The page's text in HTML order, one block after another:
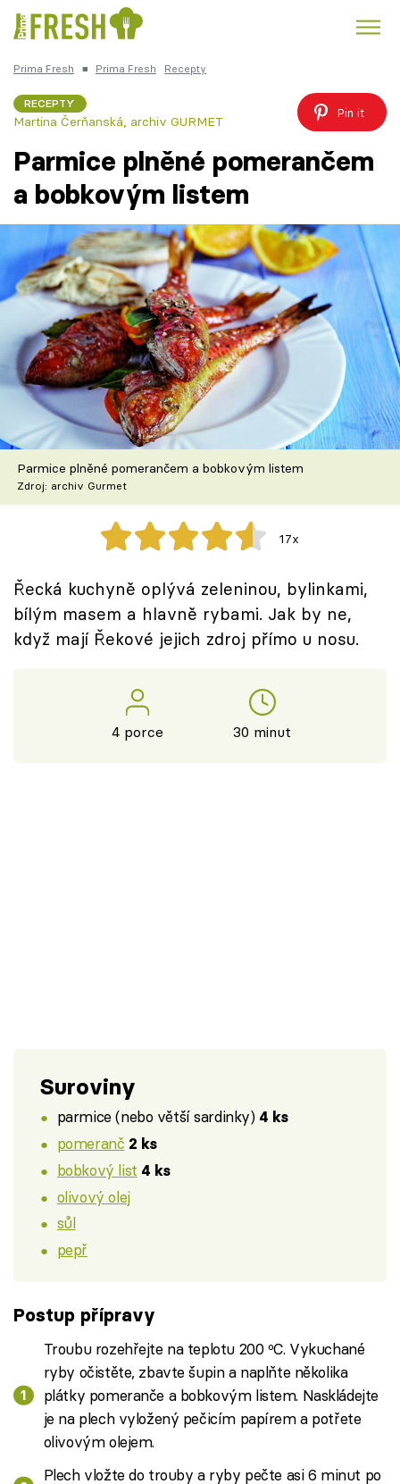
Česká kuchyně Čokoláda
Témata
Recepty
Články
TV Program
Škola vaření
Recepty z TV
Speciál: Cuketa
Těhotnej kuchař
Sledujte prima+
Přihlášení
Prima Fresh ■ Prima Fresh Recepty
RECEPTY
Martina Čerňanská archiv GURMET
Pin it
Parmice plněné pomerančem
a bobkovým listem
Parmice plněné pomerančem a bobkovým listem
Zdroj: archiv Gurmet
17x
Řecká kuchyně oplývá zeleninou, bylinkami,
bílým masem a hlavně rybami. Jak by ne,
když mají Řekové jejich zdroj přímo u nosu.
4 porce 30 minut
Suroviny
parmice (nebo větší sardinky) 4 ks
pomeranč 2 ks
bobkový list 4 ks
olivový olej
sůl
pepř
Postup přípravy
Troubu rozehřejte na teplotu 200 ºC. Vykuchané
ryby očistěte, zbavte šupin a naplňte několika
plátky pomeranče a bobkovým listem. Naskládejte
je na plech vyložený pečicím papírem a potřete
olivovým olejem.
Plech vložte do trouby a ryby pečte asi 6 minut po